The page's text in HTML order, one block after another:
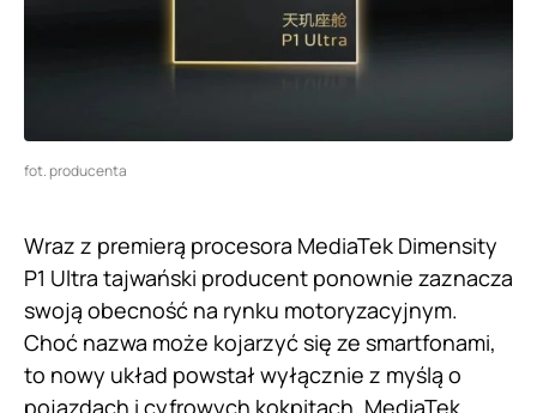
fot. producenta
Wraz z premierą procesora MediaTek Dimensity
P1 Ultra tajwański producent ponownie zaznacza
swoją obecność na rynku motoryzacyjnym.
Choć nazwa może kojarzyć się ze smartfonami,
to nowy układ powstał wyłącznie z myślą o
pojazdach i cyfrowych kokpitach. MediaTek